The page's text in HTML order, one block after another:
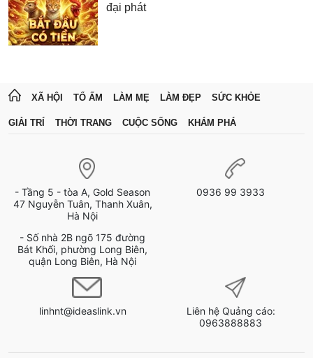
đại phát
XÃ HỘI TỔ ẤM LÀM MẸ LÀM ĐẸP SỨC KHỎE
GIẢI TRÍ THỜI TRANG CUỘC SỐNG KHÁM PHÁ
- Tầng 5 - tòa A, Gold Season
47 Nguyễn Tuân, Thanh Xuân,
Hà Nội
- Số nhà 2B ngõ 175 đường
Bát Khối, phường Long Biên,
quận Long Biên, Hà Nội
0936 99 3933
linhnt@ideaslink.vn
Liên hệ Quảng cáo:
0963888883